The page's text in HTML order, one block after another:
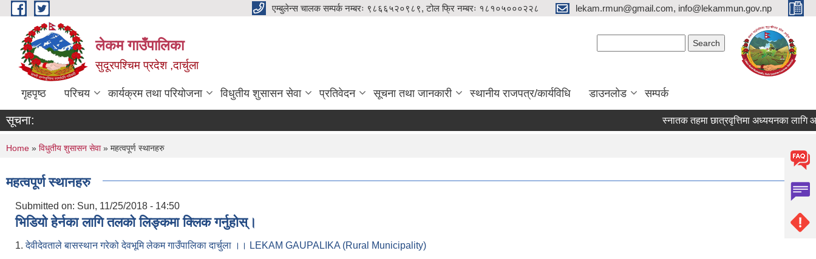
Skip to main content एम्बुलेन्स चालक सम्पर्क नम्बरः ९८६६५२०९८९, टोल फ्रि नम्बरः १८१०५०००२२८ lekam.rmun@gmail.com, info@lekammun.gov.np
लेकम गाउँपालिका
सुदूरपश्चिम प्रदेश ,दार्चुला
गृहपृष्ठ परिचय कार्यक्रम तथा परियोजना विधुतीय शुसासन सेवा प्रतिवेदन सूचना तथा जानकारी स्थानीय राजपत्र/कार्यविधि डाउनलोड सम्पर्क
सूचना: स्नातक तहमा छात्रवृत्तिमा अध्ययनका लागि
You are here
Home » विधुतीय शुसासन सेवा» महत्वपूर्ण स्थानहरु
महत्वपूर्ण स्थानहरु
Submitted on: Sun, 11/25/2018 - 14:50
भिडियो हेर्नका लागि तलको लिङ्कमा क्लिक गर्नुहोस्।
1.देवीदेवताले बासस्थान गरेको देवभूमि लेकम गाउँपालिका दार्चुला ।। LEKAM GAUPALIKA (Rural Municipality)